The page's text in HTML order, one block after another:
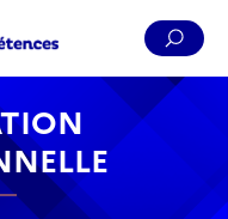
Pied de page